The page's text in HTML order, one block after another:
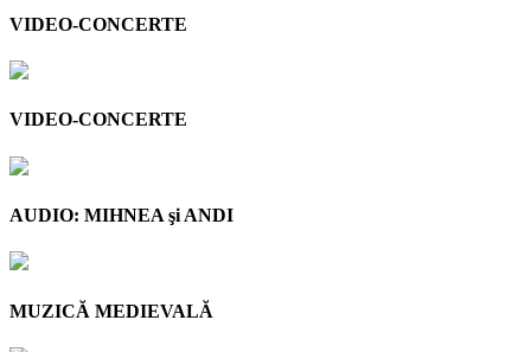
VIDEO-CONCERTE
VIDEO-CONCERTE
AUDIO: MIHNEA şi ANDI
MUZICĂ MEDIEVALĂ